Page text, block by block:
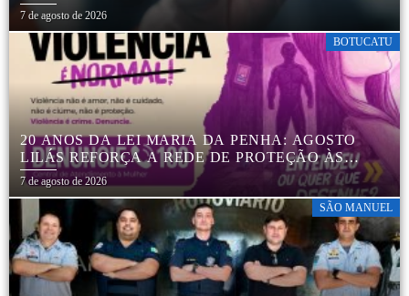
7 de agosto de 2026
BOTUCATU
20 ANOS DA LEI MARIA DA PENHA: AGOSTO
LILÁS REFORÇA A REDE DE PROTEÇÃO ÀS
MULHERES EM BOTUCATU
7 de agosto de 2026
SÃO MANUEL